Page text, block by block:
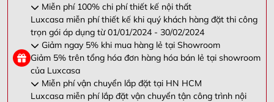
Miễn phí 100% chi phí thiết kế nội thất
Luxcasa miễn phí thiết kế khi quý khách hàng đặt thi công
trọn gói áp dụng từ 01/01/2024 - 30/02/2024
Giảm ngay 5% khi mua hàng lẻ tại Showroom
Giảm 5% trên tổng hóa đơn hàng hóa bán lẻ tại showroom
của Luxcasa
Miễn phí vận chuyển lắp đặt tại HN HCM
Luxcasa miễn phí lắp đặt vận chuyển tận công trình nội